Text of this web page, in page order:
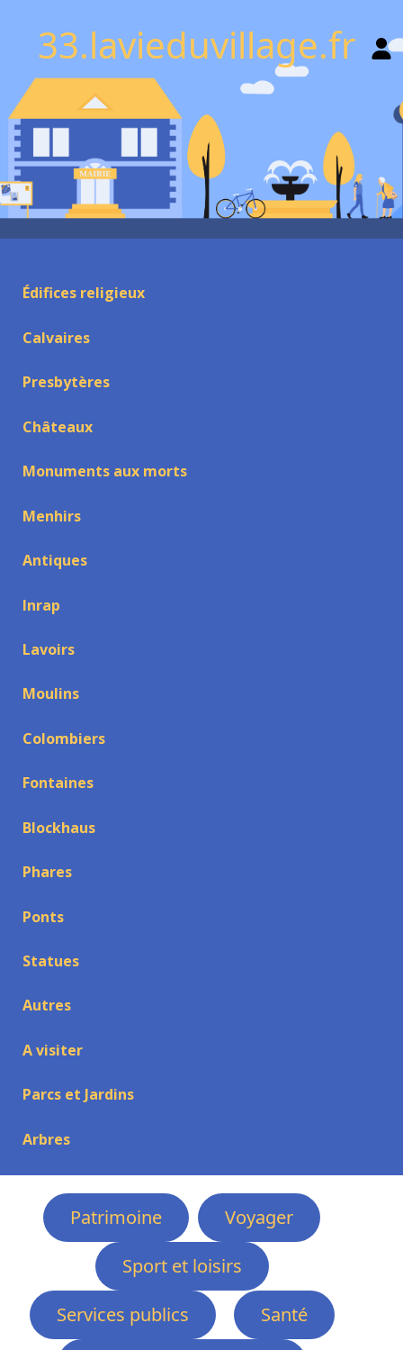
33.lavieduvillage.fr
Édifices religieux
Calvaires
Presbytères
Châteaux
Monuments aux morts
Menhirs
Antiques
Inrap
Lavoirs
Moulins
Colombiers
Fontaines
Blockhaus
Phares
Ponts
Statues
Autres
A visiter
Parcs et Jardins
Arbres
Patrimoine
Voyager
Sport et loisirs
Services publics
Santé